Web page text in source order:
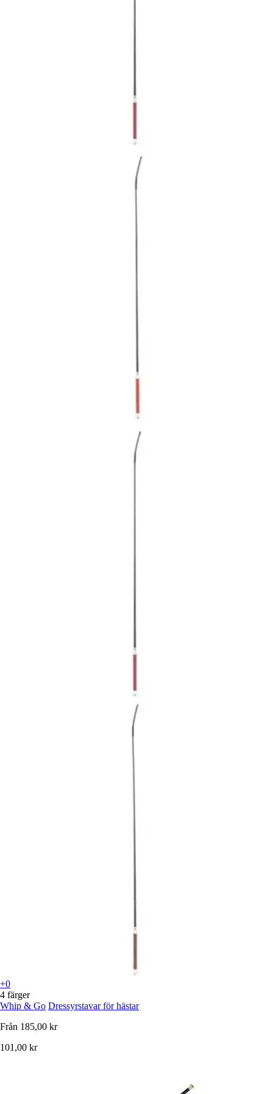
+0
4 färger
Whip & Go Dressyrstavar för hästar
Från 185,00 kr
101,00 kr